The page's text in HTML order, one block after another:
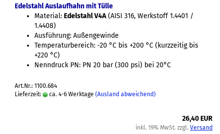
Edelstahl Auslaufhahn mit Tülle
Material: Edelstahl V4A(AISI 316, Werkstoff 1.4401 /
1.4408)
Ausführung: Außengewinde
Temperaturbereich: -20 °C bis +200 °C (kurzzeitig bis
+220 °C)
Nenndruck PN: PN 20 bar (300 psi) bei 20°C
Art.Nr.: 1100.684
Lieferzeit:
ca. 4-6 Werktage (Ausland abweichend)
26,40 EUR
inkl. 19% MwSt. zzgl. Versand